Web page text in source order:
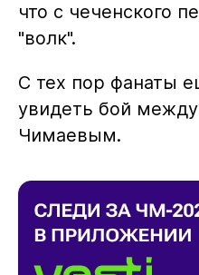
что с чеченского
"волк".
С тех пор фанаты
увидеть бой
Чимаевым.